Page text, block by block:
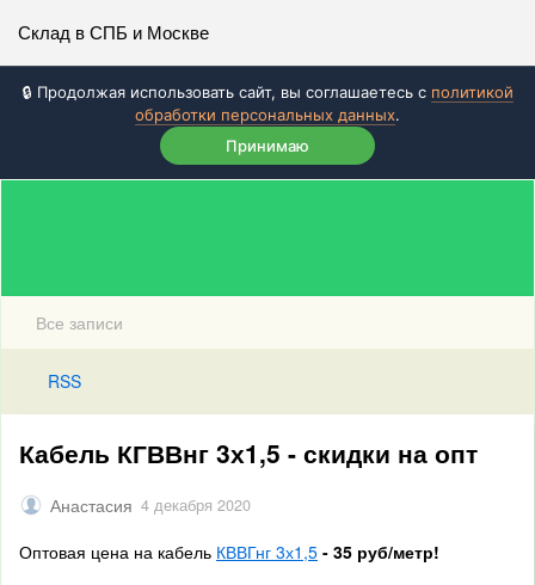
🔒 Продолжая использовать сайт, вы соглашаетесь с политикой
обработки персональных данных.
Принимаю
Склад в СПБ и Москве
Все записи
RSS
Кабель КГВВнг 3х1,5 - скидки на опт
Анастасия 4 декабря 2020
Оптовая цена на кабель КВВГнг 3х1,5 - 35 руб/метр!